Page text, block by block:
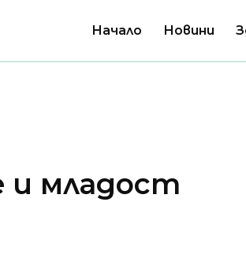
Начало Новини
и младост